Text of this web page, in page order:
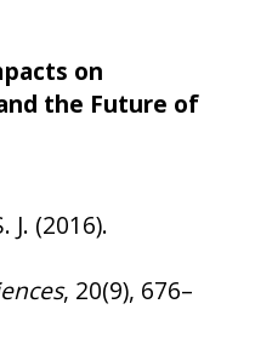
on
the Future of
J. (2016).
, 20(9), 676–